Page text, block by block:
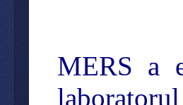
MERS a